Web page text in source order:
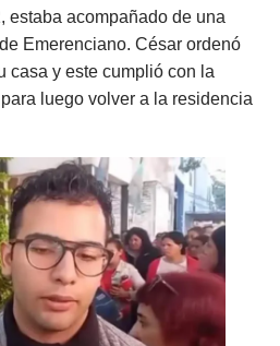
estaba acompañado de una
Emerenciano. César ordenó
casa y este cumplió con la
luego volver a la residencia